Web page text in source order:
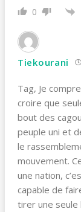
0
Tiekourani
Tag, Je
croire que
bout des
peuple uni et
le
mouvement.
une nation,
capable de
tirer une seule